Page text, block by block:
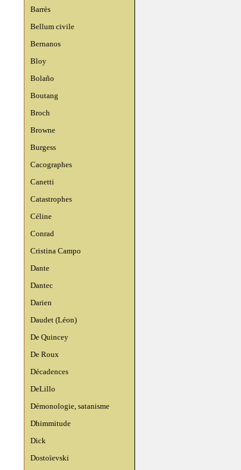
Barrès
Bellum civile
Bernanos
Bloy
Bolaño
Boutang
Broch
Browne
Burgess
Cacographes
Canetti
Catastrophes
Céline
Conrad
Cristina Campo
Dante
Dantec
Darien
Daudet (Léon)
De Quincey
De Roux
Décadences
DeLillo
Démonologie, satanisme
Dhimmitude
Dick
Dostoïevski